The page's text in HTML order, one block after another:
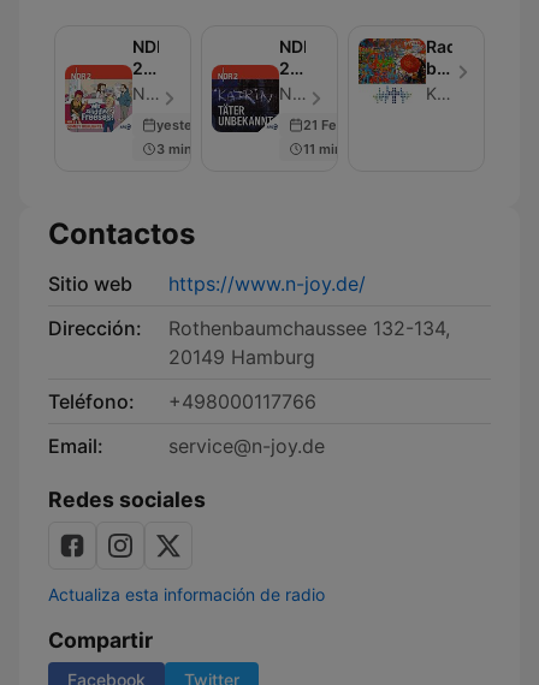
NDR
2 -
Wir
sind
die
Freeses
NDR 2 - Episodio 399
yesterday
3 min
NDR
2 -
Täter
Unbekannt
NDR 2 - Episodio 16
21 Feb 2019
11 min
Radiokirche
bei
N-Kirche im NDR
Contactos
Sitio web
https://www.n-joy.de/
Dirección:
Rothenbaumchaussee 132-134,
20149 Hamburg
Teléfono:
+498000117766
Email:
service@n-joy.de
Redes sociales
Actualiza esta información de radio
Compartir
Facebook Twitter